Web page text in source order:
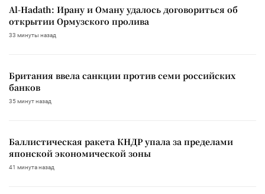
Al-Hadath: Ирану и Оману удалось договориться об
открытии Ормузского пролива
33 минуты назад
Британия ввела санкции против семи российских
банков
35 минут назад
Баллистическая ракета КНДР упала за пределами
японской экономической зоны
41 минута назад